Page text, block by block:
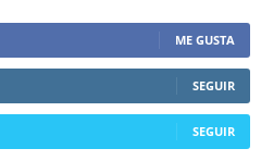
ME GUSTA
SEGUIR
SEGUIR